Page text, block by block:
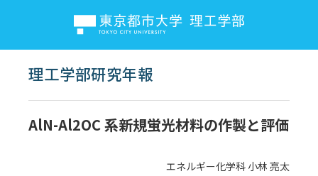
理工学部研究年報
AlN-Al2OC 系新規蛍光材料の作製と評価
エネルギー化学科 小林 亮太